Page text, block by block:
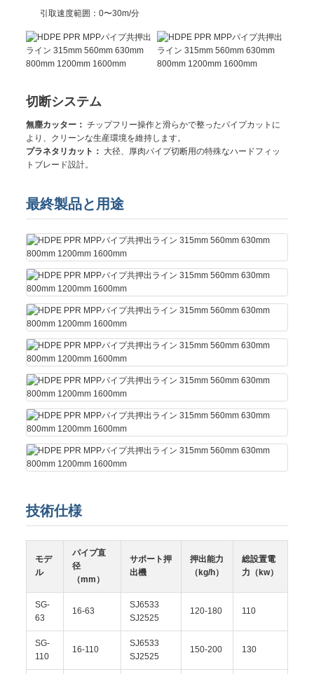
引取速度範囲：0〜30m/分
切断システム
無塵カッター： チップフリー操作と滑らかで整ったパイプカットに
より、クリーンな生産環境を維持します。
プラネタリカット： 大径、厚肉パイプ切断用の特殊なハードフィッ
トブレード設計。
最終製品と用途
技術仕様
モデ
ル
パイプ直
径
（mm）
サポート押
出機
押出能力
（kg/h）
総設置電
力（kw）
SG-
63
16-63
SJ6533
SJ2525
120-180 110
SG-
110
16-110
SJ6533
SJ2525
150-200 130